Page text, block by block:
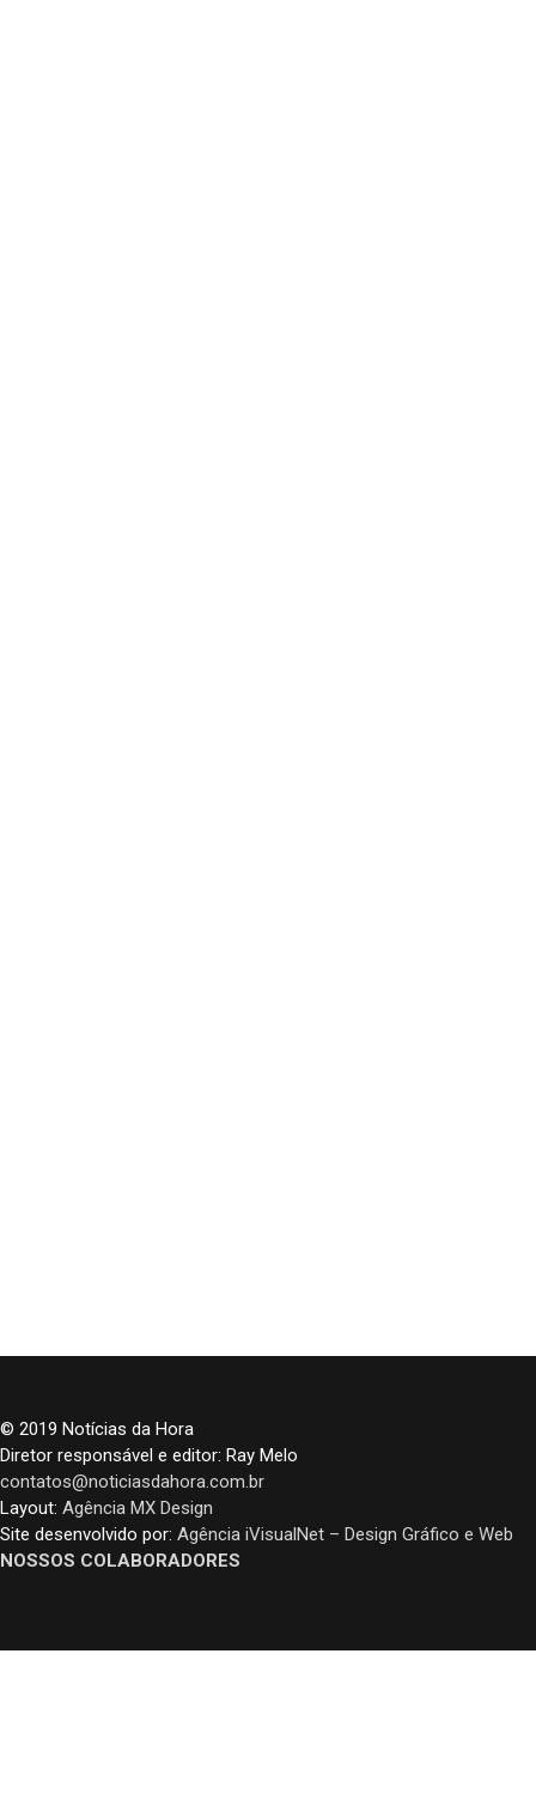
© 2019 Notícias da Hora
Diretor responsável e editor: Ray Melo
contatos@noticiasdahora.com.br
Layout: Agência MX Design
Site desenvolvido por: Agência iVisualNet – Design Gráfico e Web
NOSSOS COLABORADORES